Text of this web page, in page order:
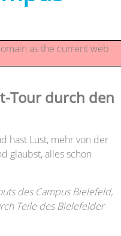
as the current web
Tour durch den
hast Lust, mehr von der
glaubst, alles schon
des Campus Bielefeld,
Teile des Bielefelder